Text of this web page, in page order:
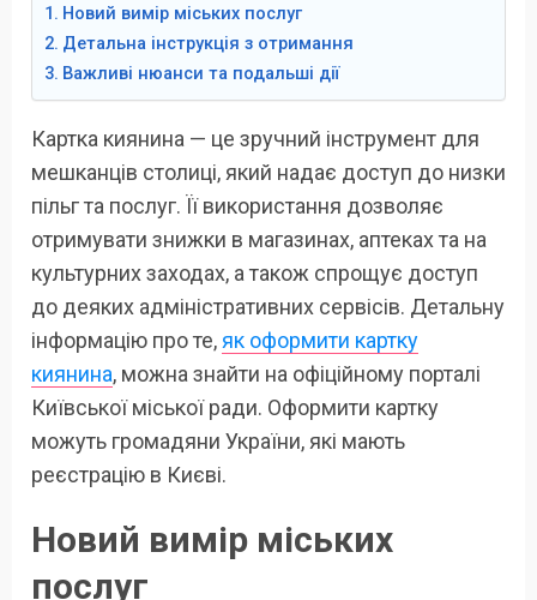
Новий вимір міських послуг
Детальна інструкція з отримання
Важливі нюанси та подальші дії
Картка киянина — це зручний інструмент для
мешканців столиці, який надає доступ до низки
пільг та послуг. Її використання дозволяє
отримувати знижки в магазинах, аптеках та на
культурних заходах, а також спрощує доступ
до деяких адміністративних сервісів. Детальну
інформацію про те, як оформити картку
киянина, можна знайти на офіційному порталі
Київської міської ради. Оформити картку
можуть громадяни України, які мають
реєстрацію в Києві.
Новий вимір міських
послуг